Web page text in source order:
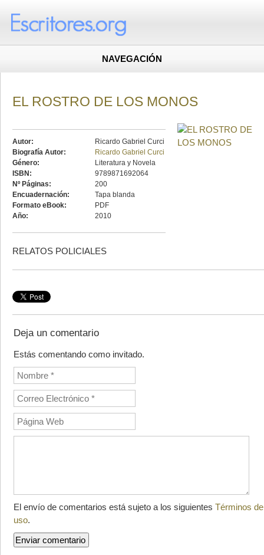
NAVEGACIÓN
EL ROSTRO DE LOS MONOS
Autor:
Ricardo Gabriel Curci
Biografía Autor:
Ricardo Gabriel Curci
Género:
Literatura y Novela
ISBN:
9789871692064
Nº Páginas:
200
Encuadernación:
Tapa blanda
Formato eBook:
PDF
Año:
2010
RELATOS POLICIALES
Deja un comentario
Estás comentando como invitado.
El envío de comentarios está sujeto a los siguientes Términos de
uso.